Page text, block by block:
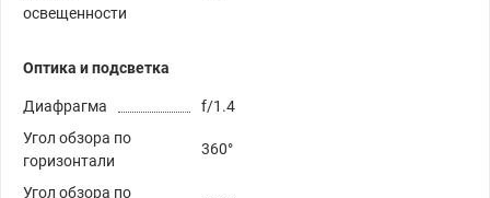
освещенности
Оптика и подсветка
Диафрагма
f/1.4
Угол обзора по
горизонтали
360°
Угол обзора по